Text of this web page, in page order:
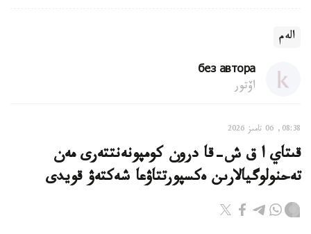
الەم
без автора
اۆتور
08:38, 06 تامىز 2026
قىتاي ا ق ش-قا درون كومپونەنتتەرى مەن
تەحنولوگيالارىن ەكسپورتتاۋعا شەكتەۋ قويدى